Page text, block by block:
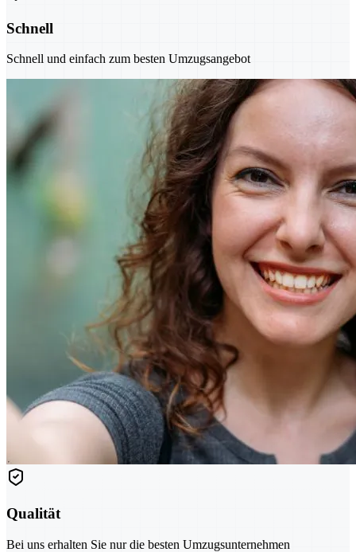
Schnell
Schnell und einfach zum besten Umzugsangebot
Qualität
Bei uns erhalten Sie nur die besten Umzugsunternehmen